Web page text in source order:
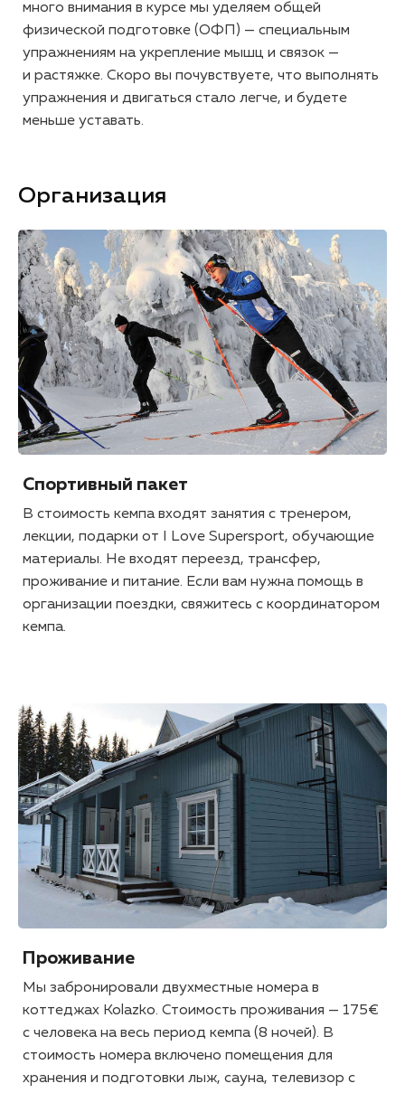
много внимания в курсе мы уделяем общей
физической подготовке (ОФП) — специальным
упражнениям на укрепление мышц и связок —
и растяжке. Скоро вы почувствуете, что выполнять
упражнения и двигаться стало легче, и будете
меньше уставать.
Организация
Спортивный пакет
В стоимость кемпа входят занятия с тренером,
лекции, подарки от I Love Supersport, обучающие
материалы. Не входят переезд, трансфер,
проживание и питание. Если вам нужна помощь в
организации поездки, свяжитесь с координатором
кемпа.
Проживание
Мы забронировали двухместные номера в
коттеджах Kolazko. Стоимость проживания — 175€
с человека на весь период кемпа (8 ночей). В
стоимость номера включено помещения для
хранения и подготовки лыж, сауна, телевизор с